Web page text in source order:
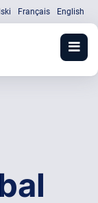
Français English